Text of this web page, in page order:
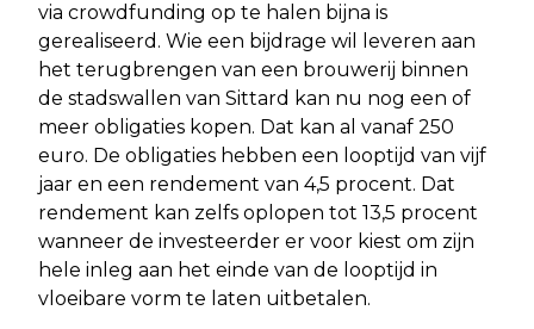
via crowdfunding op te halen bijna is
gerealiseerd. Wie een bijdrage wil leveren aan
het terugbrengen van een brouwerij binnen
de stadswallen van Sittard kan nu nog een of
meer obligaties kopen. Dat kan al vanaf 250
euro. De obligaties hebben een looptijd van vijf
jaar en een rendement van 4,5 procent. Dat
rendement kan zelfs oplopen tot 13,5 procent
wanneer de investeerder er voor kiest om zijn
hele inleg aan het einde van de looptijd in
vloeibare vorm te laten uitbetalen.